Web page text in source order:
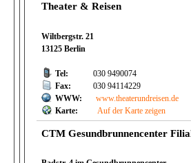
Theater & Reisen
Wiltbergstr. 21
13125 Berlin
Tel:
030 9490074
Fax:
030 94114229
WWW:
www.theaterundreisen.de
Karte:
Auf der Karte zeigen
CTM Gesundbrunnencenter